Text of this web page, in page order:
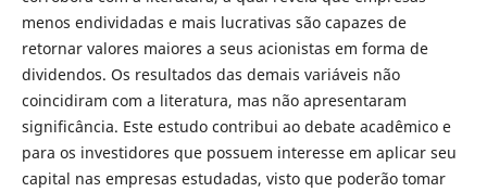
menos endividadas e mais lucrativas são capazes de
retornar valores maiores a seus acionistas em forma de
dividendos. Os resultados das demais variáveis não
coincidiram com a literatura, mas não apresentaram
significância. Este estudo contribui ao debate acadêmico e
para os investidores que possuem interesse em aplicar seu
capital nas empresas estudadas, visto que poderão tomar